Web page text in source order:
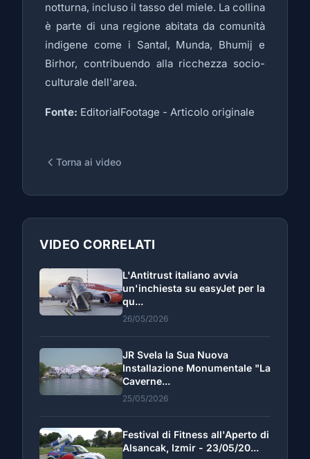
notturna, incluso il tasso del miele. La collina
è parte di una regione abitata da comunità
indigene come i Santal, Munda, Bhumij e
Birhor, contribuendo alla ricchezza socio-
culturale dell'area.
Fonte: EditorialFootage - Articolo originale
Torna ai video
VIDEO CORRELATI
L'Antitrust italiano avvia
un'inchiesta su easyJet per la
qu...
26/05/2026
JR Svela la Sua Nuova
Installazione Monumentale "La
Caverne...
25/05/2026
Festival di Fitness all'Aperto di
Alsancak, Izmir - 23/05/20...